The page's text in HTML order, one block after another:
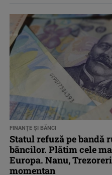
FINANŢE ŞI BĂNCI
Statul refuză pe bandă
băncilor. Plătim cele
Europa. Nanu,
momentan